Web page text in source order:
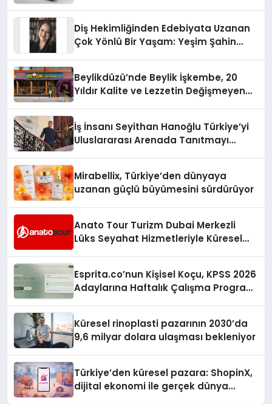
Diş Hekimliğinden Edebiyata Uzanan
Çok Yönlü Bir Yaşam: Yeşim Şahin
Beylikdüzü’nde Beylik İşkembe, 20
Yıldır Kalite ve Lezzetin Değişmeyen
İş İnsanı Seyithan Hanoğlu Türkiye’yi
Uluslararası Arenada Tanıtmayı
Mirabellix, Türkiye’den dünyaya
uzanan güçlü büyümesini sürdürüyor
Anato Tour Turizm Dubai Merkezli
Lüks Seyahat Hizmetleriyle Küresel
Esprita.co’nun Kişisel Koçu, KPSS 2026
Adaylarına Haftalık Çalışma Programı
Küresel rinoplasti pazarının 2030’da
9,6 milyar dolara ulaşması bekleniyor
Türkiye’den küresel pazara: ShopinX,
dijital ekonomi ile gerçek dünya